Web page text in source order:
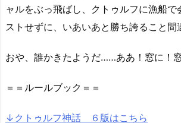
ャルをぶっ飛ばし、クトゥルフに漁船で
ストせずに、いあいあと勝ち誇ること間
おや、誰かきたようだ……ああ！窓に！窓
＝＝ルールブック＝＝
↓クトゥルフ神話 ６版はこちら